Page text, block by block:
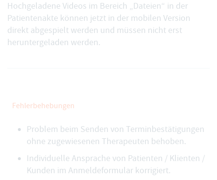
Hochgeladene Videos im Bereich „Dateien“ in der
Patientenakte können jetzt in der mobilen Version
direkt abgespielt werden und müssen nicht erst
heruntergeladen werden.
Fehlerbehebungen
Problem beim Senden von Terminbestätigungen
ohne zugewiesenen Therapeuten behoben.
Individuelle Ansprache von Patienten / Klienten /
Kunden im Anmeldeformular korrigiert.